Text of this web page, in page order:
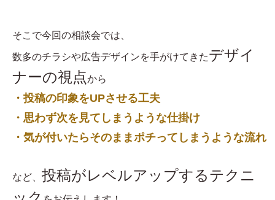
そこで今回の相談会では、
数多のチラシや広告デザインを手がけてきたデザイ
ナーの視点から
・投稿の印象をUPさせる工夫
・思わず次を見てしまうような仕掛け
・気が付いたらそのままポチってしまうような流れ
など、 投稿がレベルアップするテクニ